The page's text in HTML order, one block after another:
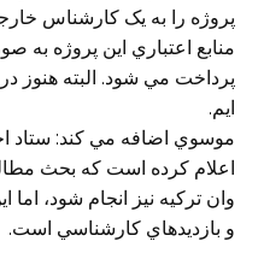
پروژه را به يک کارشناس
منابع اعتباري اين پروژه به
پرداخت مي شود. البته هنوز
ايم.
موسوي اضافه مي کند: ستاد
اعلام کرده است که بحث
وان ترکيه نيز انجام شود،
و بازديدهاي کارشناسي است.